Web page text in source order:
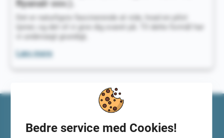
Ryanair osv.).
Det er naturligvis fascinerende at vide, hvad en pilot
tjener, og det vil vi give dig svaret på. Til dette formål har
vi undersøgt grundigt,
Læs mereHvad
SAS,
Bedre service med Cookies!